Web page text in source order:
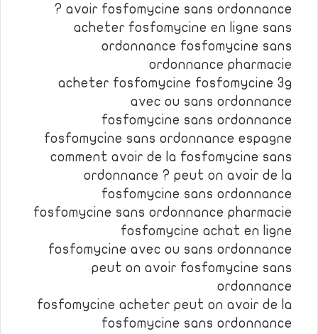
avoir fosfomycine sans ordonnance ?
acheter fosfomycine en ligne sans
ordonnance fosfomycine sans
ordonnance pharmacie
acheter fosfomycine fosfomycine 3g
avec ou sans ordonnance
fosfomycine sans ordonnance
fosfomycine sans ordonnance espagne
comment avoir de la fosfomycine sans
ordonnance ? peut on avoir de la
fosfomycine sans ordonnance
fosfomycine sans ordonnance pharmacie
fosfomycine achat en ligne
fosfomycine avec ou sans ordonnance
peut on avoir fosfomycine sans
ordonnance
fosfomycine acheter peut on avoir de la
fosfomycine sans ordonnance